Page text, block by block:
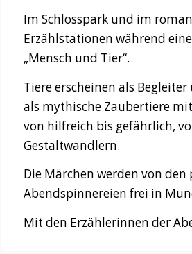
Im Schlosspark und im
Erzählstationen während
„Mensch und Tier“.
Tiere erscheinen als
als mythische Zaubertiere
von hilfreich bis gefährlich,
Gestaltwandlern.
Die Märchen werden von
Abendspinnereien frei in
Mit den Erzählerinnen der